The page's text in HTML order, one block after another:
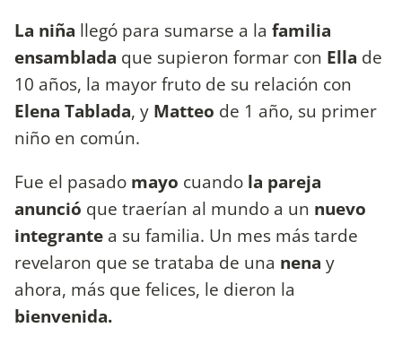
La niña llegó para sumarse a la familia
ensamblada que supieron formar con Ella de
10 años, la mayor fruto de su relación con
Elena Tablada, y Matteo de 1 año, su primer
niño en común.
Fue el pasado mayo cuando la pareja
anunció que traerían al mundo a un nuevo
integrante a su familia. Un mes más tarde
revelaron que se trataba de una nena y
ahora, más que felices, le dieron la
bienvenida.